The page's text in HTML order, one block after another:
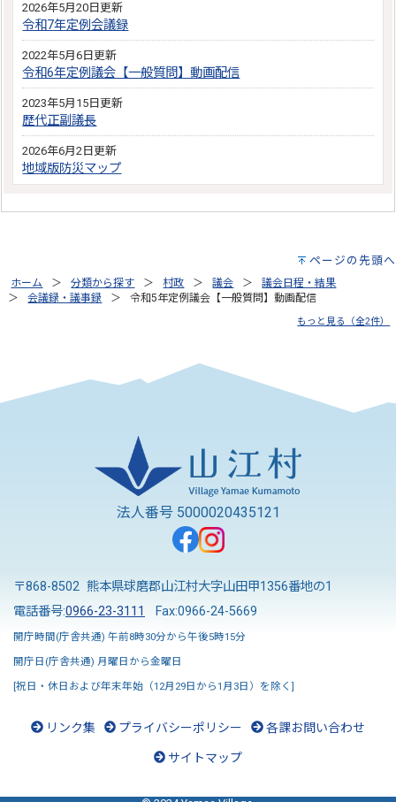
2026年5月20日更新
令和7年定例会議録
2022年5月6日更新
令和6年定例議会【一般質問】動画配信
2023年5月15日更新
歴代正副議長
2026年6月2日更新
地域版防災マップ
ページの先頭へ
ホーム 分類から探す 村政 議会
議会日程・結果
会議録・議事録
令和5年定例議会【一般質問】動画配信
もっと見る（全2件）
法人番号 5000020435121
〒868-8502 熊本県球磨郡山江村大字山田甲1356番地の1
電話番号:0966-23-3111 Fax:0966-24-5669
開庁時間(庁舎共通) 午前8時30分から午後5時15分
開庁日(庁舎共通) 月曜日から金曜日
[祝日・休日および年末年始（12月29日から1月3日）を除く]
リンク集 プライバシーポリシー 各課お問い合わせ
サイトマップ